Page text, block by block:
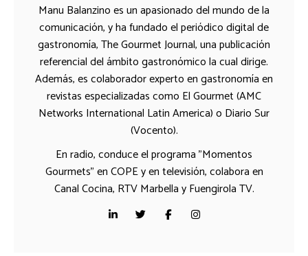
Manu Balanzino es un apasionado del mundo de la
comunicación, y ha fundado el periódico digital de
gastronomía, The Gourmet Journal, una publicación
referencial del ámbito gastronómico la cual dirige.
Además, es colaborador experto en gastronomía en
revistas especializadas como El Gourmet (AMC
Networks International Latin America) o Diario Sur
(Vocento).
En radio, conduce el programa "Momentos
Gourmets" en COPE y en televisión, colabora en
Canal Cocina, RTV Marbella y Fuengirola TV.